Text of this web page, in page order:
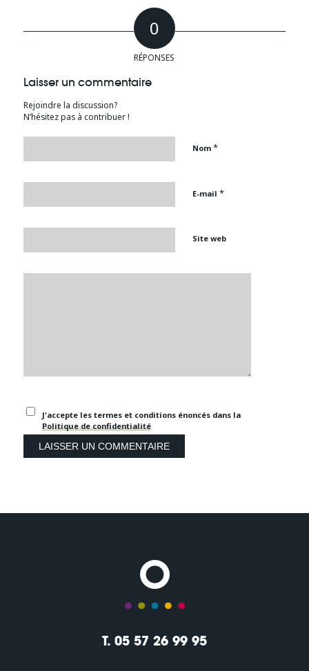
0
RÉPONSES
Laisser un commentaire
Rejoindre la discussion?
N’hésitez pas à contribuer !
Nom *
E-mail *
Site web
J'accepte les termes et conditions énoncés dans la
Politique de confidentialité
T. 05 57 26 99 95